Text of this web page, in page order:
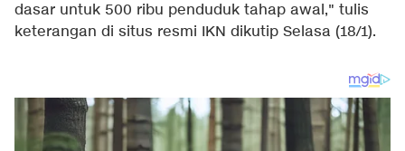
dasar untuk 500 ribu penduduk tahap awal," tulis
keterangan di situs resmi IKN dikutip Selasa (18/1).